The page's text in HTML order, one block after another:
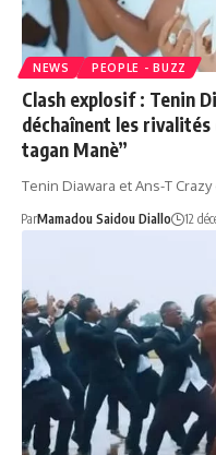
NEWS PEOPLE - BUZZ
Clash explosif : Tenin
déchaînent les rivalités
tagan Manè”
Tenin Diawara et Ans-T
ParMamadou Saidou Diallo 12